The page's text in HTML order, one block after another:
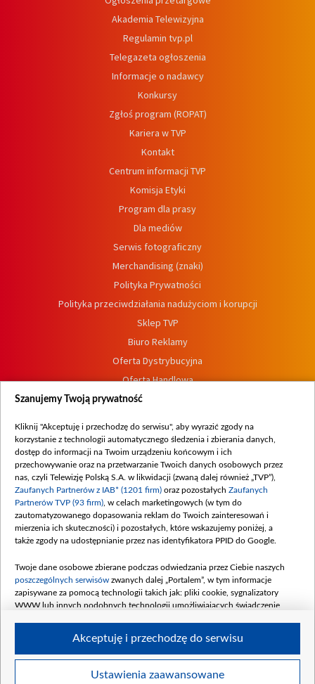
Akademia Telewizyjna
Regulamin tvp.pl
Telegazeta ogłoszenia
Informacje o nadawcy
Konkursy
Zgłoś program (ROPAT)
Kariera w TVP
Kontakt
Centrum informacji TVP
Komisja Etyki
Program dla prasy
Dla mediów
Serwis fotograficzny
Merchandising (znaki)
Polityka Prywatności
Polityka przeciwdziałania nadużyciom i korupcji
Sklep TVP
Biuro Reklamy
Oferta Dystrybucyjna
Oferta Handlowa
Dostępność
Procedura zgłoszeń wewnętrznych
Szanujemy Twoją prywatność
Kliknij "Akceptuję i przechodzę do serwisu", aby wyrazić zgody na
korzystanie z technologii automatycznego śledzenia i zbierania danych,
dostęp do informacji na Twoim urządzeniu końcowym i ich
przechowywanie oraz na przetwarzanie Twoich danych osobowych przez
nas, czyli Telewizję Polską S.A. w likwidacji (zwaną dalej również „TVP”),
Zaufanych Partnerów z IAB* (1201 firm) oraz pozostałych Zaufanych
Partnerów TVP (93 firm) , w celach marketingowych (w tym do
zautomatyzowanego dopasowania reklam do Twoich zainteresowań i
mierzenia ich skuteczności) i pozostałych, które wskazujemy poniżej, a
także zgody na udostępnianie przez nas identyfikatora PPID do Google.
Twoje dane osobowe zbierane podczas odwiedzania przez Ciebie naszych
poszczególnych serwisów zwanych dalej „Portalem”, w tym informacje
zapisywane za pomocą technologii takich jak: pliki cookie, sygnalizatory
WWW lub innych podobnych technologii umożliwiających świadczenie
Twoje dane osobowe zbierane podczas odwiedzania przez Ciebie
Ustawienia zaawansowane
Akceptuję i przechodzę do serwisu